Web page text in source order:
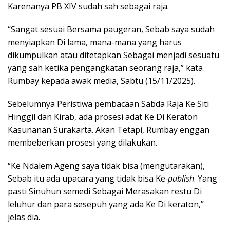
Karenanya PB XIV sudah sah sebagai raja.
“Sangat sesuai Bersama paugeran, Sebab saya sudah
menyiapkan Di lama, mana-mana yang harus
dikumpulkan atau ditetapkan Sebagai menjadi sesuatu
yang sah ketika pengangkatan seorang raja,” kata
Rumbay kepada awak media, Sabtu (15/11/2025).
Sebelumnya Peristiwa pembacaan Sabda Raja Ke Siti
Hinggil dan Kirab, ada prosesi adat Ke Di Keraton
Kasunanan Surakarta. Akan Tetapi, Rumbay enggan
membeberkan prosesi yang dilakukan.
“Ke Ndalem Ageng saya tidak bisa (mengutarakan),
Sebab itu ada upacara yang tidak bisa Ke-publish. Yang
pasti Sinuhun semedi Sebagai Merasakan restu Di
leluhur dan para sesepuh yang ada Ke Di keraton,”
jelas dia.